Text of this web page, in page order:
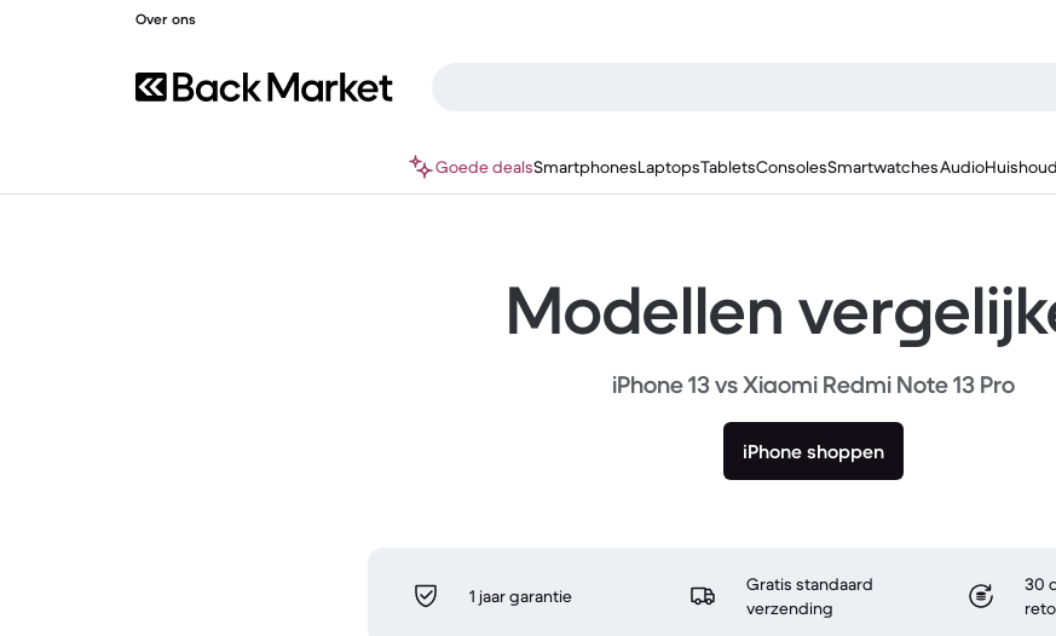
Over ons
Goede dealsSmartphonesLaptopsTabletsConsolesSmartwatchesAudio
Modellen
iPhone 13 vs Xiaomi Redmi Note 13 Pro
iPhone shoppen
1 jaar garantie
Gratis standaard
verzending
30